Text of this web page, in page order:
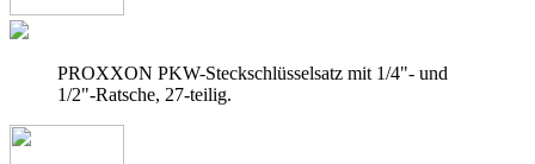
PROXXON PKW-Steckschlüsselsatz mit 1/4"- und
1/2"-Ratsche, 27-teilig.